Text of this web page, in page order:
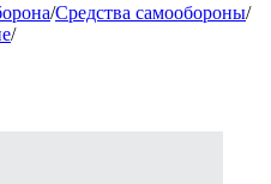
/Средства самообороны/
/